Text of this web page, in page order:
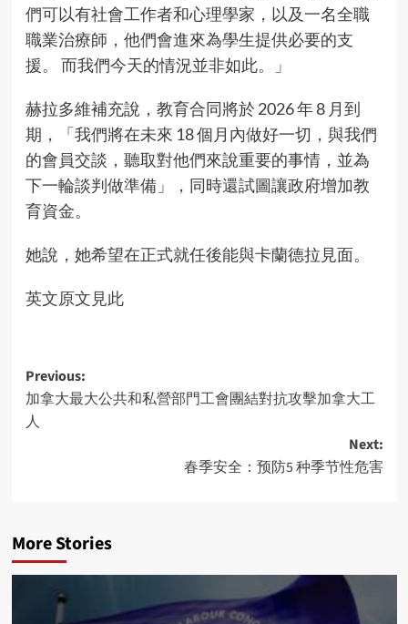
們可以有社會工作者和心理學家，以及一名全職
職業治療師，他們會進來為學生提供必要的支
援。 而我們今天的情況並非如此。」
赫拉多維補充說，教育合同將於 2026 年 8 月到
期，「我們將在未來 18 個月內做好一切，與我們
的會員交談，聽取對他們來說重要的事情，並為
下一輪談判做準備」，同時還試圖讓政府增加教
育資金。
她說，她希望在正式就任後能與卡蘭德拉見面。
英文原文見此
Post
navigation
Previous:
加拿大最大公共和私營部門工會團結對抗攻擊加拿大工
人
Next:
春季安全：预防5 种季节性危害
More Stories